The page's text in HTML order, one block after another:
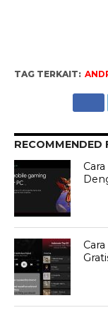
TAG TERKAIT:
RECOMMENDED